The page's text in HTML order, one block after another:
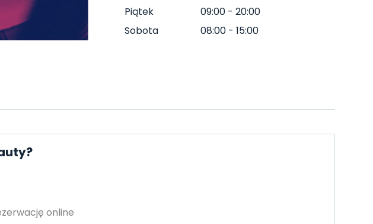
Piątek
09:00 - 20:00
Sobota
08:00 - 15:00
online